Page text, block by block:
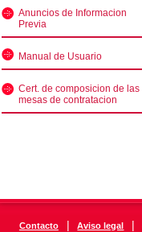
Anuncios de Informacion
Previa
Manual de Usuario
Cert. de composicion de las
mesas de contratacion
Contacto | Aviso legal |